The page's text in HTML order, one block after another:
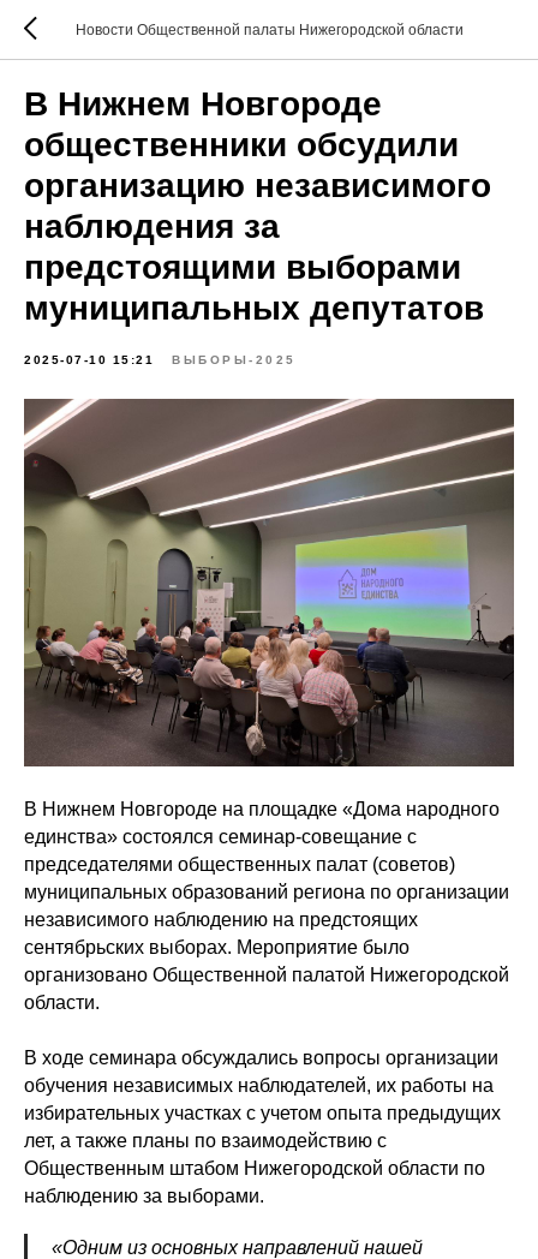
Новости Общественной палаты Нижегородской области
В Нижнем Новгороде
общественники обсудили
организацию независимого
наблюдения за
предстоящими выборами
муниципальных депутатов
2025-07-10 15:21 ВЫБОРЫ-2025
В Нижнем Новгороде на площадке «Дома народного
единства» состоялся семинар-совещание с
председателями общественных палат (советов)
муниципальных образований региона по организации
независимого наблюдению на предстоящих
сентябрьских выборах. Мероприятие было
организовано Общественной палатой Нижегородской
области.
В ходе семинара обсуждались вопросы организации
обучения независимых наблюдателей, их работы на
избирательных участках с учетом опыта предыдущих
лет, а также планы по взаимодействию с
Общественным штабом Нижегородской области по
наблюдению за выборами.
«Одним из основных направлений нашей